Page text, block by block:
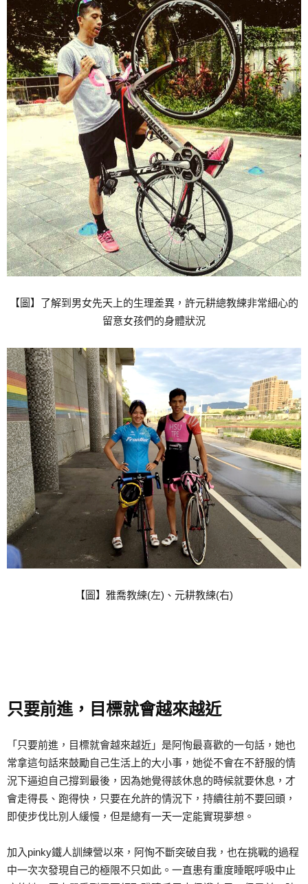
【圖】了解到男女先天上的生理差異，許元耕總教練非常細心的
留意女孩們的身體狀況
【圖】雅喬教練(左)、元耕教練(右)
只要前進，目標就會越來越近
「只要前進，目標就會越來越近」是阿恂最喜歡的一句話，她也
常拿這句話來鼓勵自己生活上的大小事，她從不會在不舒服的情
況下逼迫自己撐到最後，因為她覺得該休息的時候就要休息，才
會走得長、跑得快，只要在允許的情況下，持續往前不要回頭，
即使步伐比別人緩慢，但是總有一天一定能實現夢想。
加入pinky鐵人訓練營以來，阿恂不斷突破自我，也在挑戰的過程
中一次次發現自己的極限不只如此。一直患有重度睡眠呼吸中止